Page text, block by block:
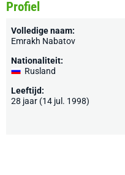
Profiel
Volledige naam:
Emrakh Nabatov
Nationaliteit:
Rusland
Leeftijd:
28 jaar (14 jul. 1998)